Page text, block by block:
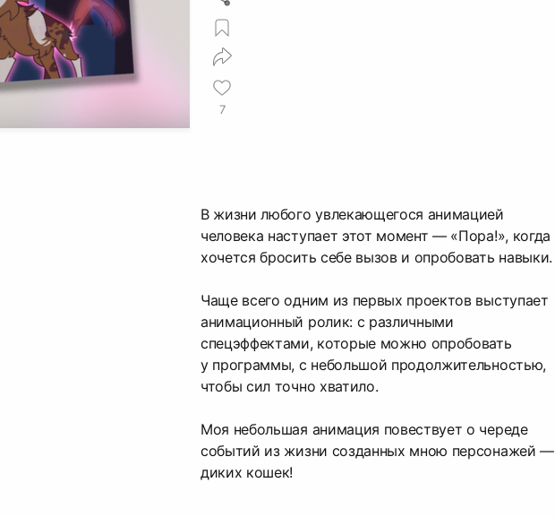
7
В жизни любого увлекающегося анимацией
человека наступает этот момент — «Пора!», когда
хочется бросить себе вызов и опробовать навыки.
Чаще всего одним из первых проектов выступает
анимационный ролик: с различными
спецэффектами, которые можно опробовать
у программы, с небольшой продолжительностью,
чтобы сил точно хватило.
Моя небольшая анимация повествует о череде
событий из жизни созданных мною персонажей —
диких кошек!